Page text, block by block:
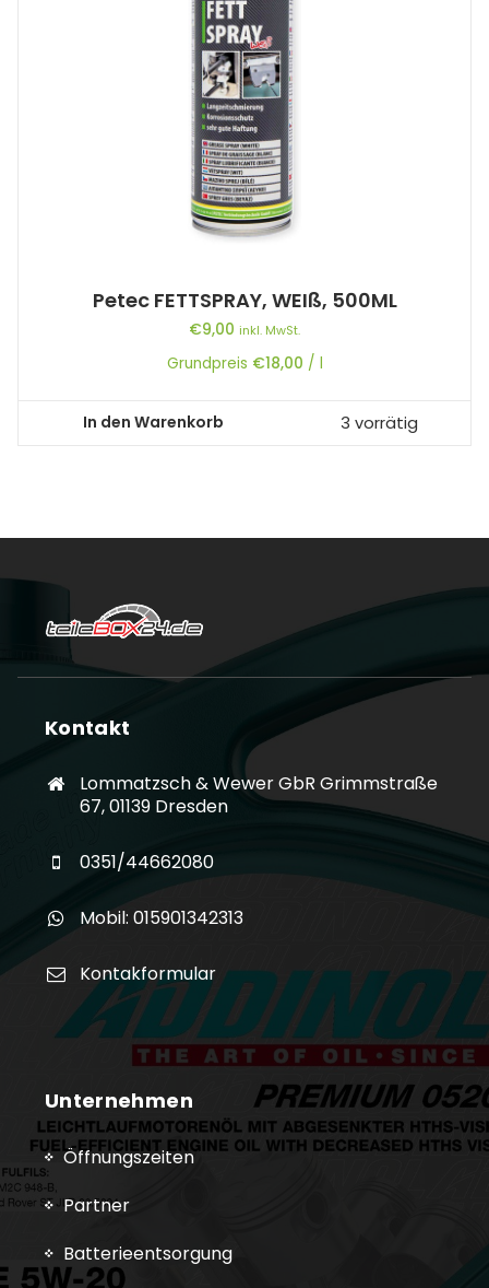
Petec FETTSPRAY, WEIß, 500ML
€9,00 inkl. MwSt.
Grundpreis €18,00 / l
In den Warenkorb 3 vorrätig
Kontakt
Lommatzsch & Wewer GbR Grimmstraße
67, 01139 Dresden
0351/44662080
Mobil: 015901342313
Kontakformular
Unternehmen
Öffnungszeiten
Partner
Batterieentsorgung